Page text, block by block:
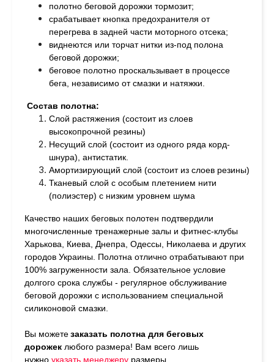
полотно беговой дорожки тормозит;
срабатывает кнопка предохранителя от
перегрева в задней части моторного отсека;
виднеются или торчат нитки из-под полона
беговой дорожки;
беговое полотно проскальзывает в процессе
бега, независимо от смазки и натяжки.
Состав полотна:
Слой растяжения (состоит из слоев
высокопрочной резины)
Несущий слой (состоит из одного ряда корд-
шнура), антистатик.
Амортизирующий слой (состоит из слоев резины)
Тканевый слой с особым плетением нити
(полиэстер) с низким уровнем шума
Качество наших беговых полотен подтвердили
многочисленные тренажерные залы и фитнес-клубы
Харькова, Киева, Днепра, Одессы, Николаева и других
городов Украины. Полотна отлично отрабатывают при
100% загруженности зала. Обязательное условие
долгого срока службы - регулярное обслуживание
беговой дорожки с использованием специальной
силиконовой смазки.
Вы можетезаказать полотна для беговых
дорожек любого размера! Вам всего лишь
нужно указать менеджеру размеры